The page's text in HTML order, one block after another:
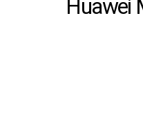
Huawei